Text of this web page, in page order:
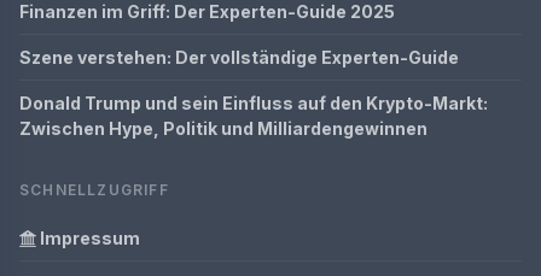
Finanzen im Griff: Der Experten-Guide 2025
Szene verstehen: Der vollständige Experten-Guide
Donald Trump und sein Einfluss auf den Krypto-Markt:
Zwischen Hype, Politik und Milliardengewinnen
SCHNELLZUGRIFF
Impressum